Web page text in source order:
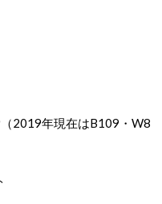
2019年現在はB109・W8